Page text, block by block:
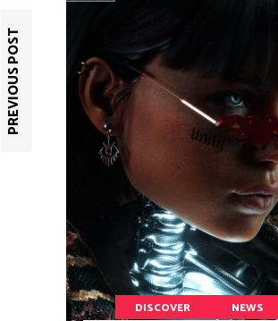
PREVIOUS POST
DISCOVER NEWS